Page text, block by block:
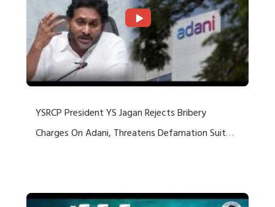
YSRCP President YS Jagan Rejects Bribery
Charges On Adani, Threatens Defamation Suit